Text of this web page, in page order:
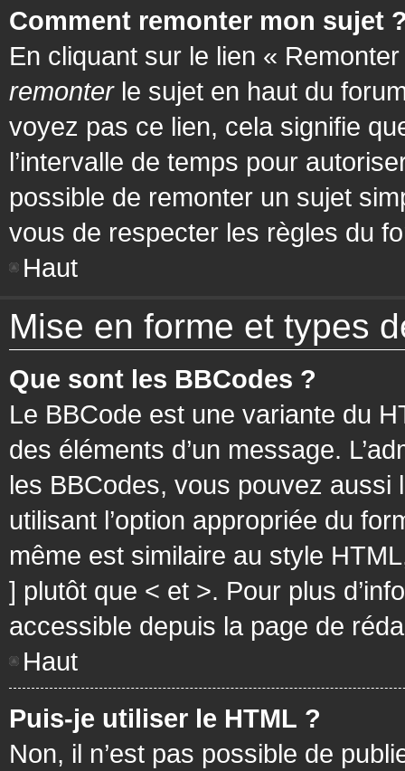
Comment remonter mon sujet
En cliquant sur le lien «
remonterle sujet en haut du
voyez pas ce lien, cela signifie
l’intervalle de temps pour
possible de remonter un sujet
vous de respecter les règles du
Haut
Mise en forme et types
Que sont les BBCodes ?
Le BBCode est une variante du
des éléments d’un message.
les BBCodes, vous pouvez
utilisant l’option appropriée du
même est similaire au style
] plutôt que < et >. Pour plus
accessible depuis la page de
Haut
Puis-je utiliser le HTML ?
Non, il n’est pas possible de